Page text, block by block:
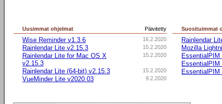
Päivitetty
Uusimmat ohjelmat
16.2.2020
Wise Reminder v1.3.6
15.2.2020
Rainlendar Lite v2.15.3
15.2.2020
Rainlendar Lite for Mac OS X
v2.15.3
15.2.2020
Rainlendar Lite (64-bit) v2.15.3
9.2.2020
VueMinder Lite v2020.03
Suosituimmat
Rainlendar
Mozilla
EssentialPIM
EssentialPIM